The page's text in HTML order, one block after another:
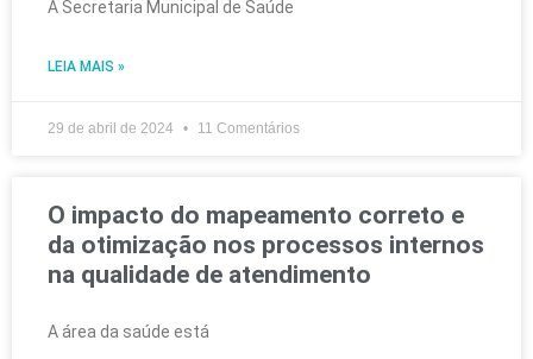
A Secretaria Municipal de Saúde
LEIA MAIS »
29 de abril de 2024 11 Comentários
O impacto do mapeamento correto e
da otimização nos processos internos
na qualidade de atendimento
A área da saúde está